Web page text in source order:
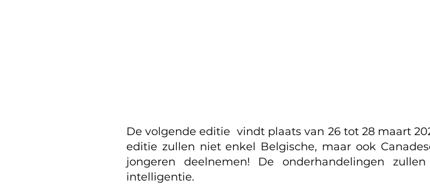
De volgende editie vindt plaats van 26 tot 28 maart
editie zullen niet enkel Belgische, maar ook
jongeren deelnemen! De onderhandelingen
intelligentie.